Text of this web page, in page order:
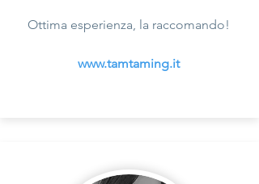
Ottima esperienza, la raccomando!
www.tamtaming.it